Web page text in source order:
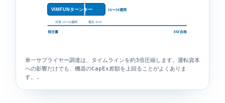
発注書 FAT合格
VIMFUNターンキー 16〜20週間
出荷 12〜16週間 委託 4〜6
単一サプライヤー調達は、タイムラインを約3倍圧縮します。運転資本
への影響だけでも、機器のCapEx差額を上回ることがよくありま
す。.